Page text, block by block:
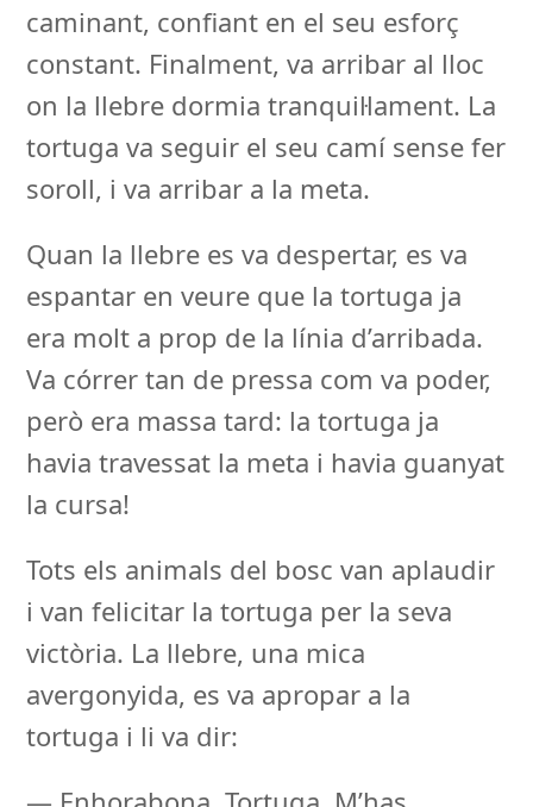
caminant, confiant en el seu esforç
constant. Finalment, va arribar al lloc
on la llebre dormia tranquil·lament. La
tortuga va seguir el seu camí sense fer
soroll, i va arribar a la meta.
Quan la llebre es va despertar, es va
espantar en veure que la tortuga ja
era molt a prop de la línia d’arribada.
Va córrer tan de pressa com va poder,
però era massa tard: la tortuga ja
havia travessat la meta i havia guanyat
la cursa!
Tots els animals del bosc van aplaudir
i van felicitar la tortuga per la seva
victòria. La llebre, una mica
avergonyida, es va apropar a la
tortuga i li va dir: